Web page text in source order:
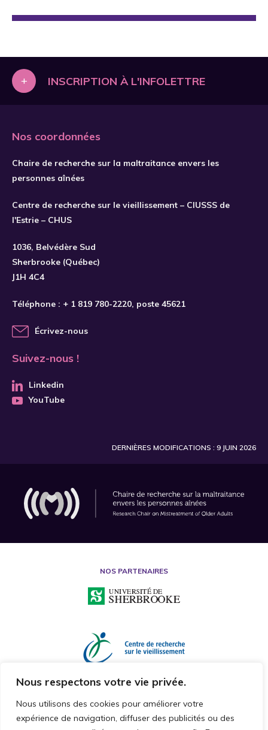
Nous respectons votre vie privée.
Nous utilisons des cookies pour améliorer votre
expérience de navigation, diffuser des publicités ou des
+ INSCRIPTION À L'INFOLETTRE
Nos coordonnées
Chaire de recherche sur la maltraitance envers les
personnes aînées
Centre de recherche sur le vieillissement – CIUSSS de
l'Estrie – CHUS
1036, Belvédère Sud
Sherbrooke (Québec)
J1H 4C4
Téléphone : + 1 819 780-2220, poste 45621
Écrivez-nous
Suivez-nous !
Linkedin
YouTube
DERNIÈRES MODIFICATIONS : 9 JUIN 2026
NOS PARTENAIRES